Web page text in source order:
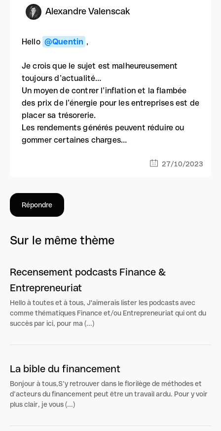
Alexandre Valenscak
Hello @Quentin ,
Je crois que le sujet est malheureusement
toujours d’actualité…
Un moyen de contrer l’inflation et la flambée
des prix de l’énergie pour les entreprises est de
placer sa trésorerie.
Les rendements générés peuvent réduire ou
gommer certaines charges…
27/10/2023
Répondre
Sur le même thème
Recensement podcasts Finance &
Entrepreneuriat
Hello à toutes et à tous, J'aimerais lister les podcasts avec
comme thématiques Finance et/ou Entrepreneuriat qui ont du
succès par ici, pour ma (...)
La bible du financement
Bonjour à tous,S’y retrouver dans le florilège de méthodes et
d’acteurs du financement peut être un travail ardu. Pour y voir
plus clair, je vous (...)